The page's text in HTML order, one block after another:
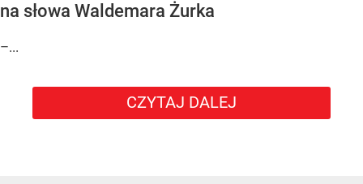
na słowa Waldemara Żurka
–...
CZYTAJ DALEJ